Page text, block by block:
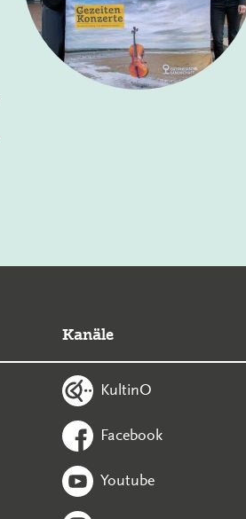
Kanäle
KultinO
Facebook
Youtube